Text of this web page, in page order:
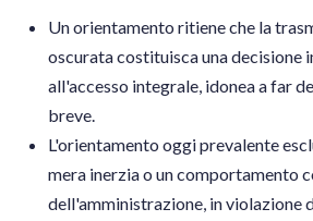
Un orientamento ritiene che la
oscurata costituisca una decisione
all'accesso integrale, idonea a far
breve.
L'orientamento oggi prevalente
mera inerzia o un comportamento
dell'amministrazione, in violazione